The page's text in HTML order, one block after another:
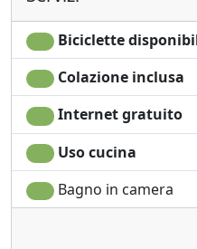
Biciclette
Colazione inclusa
Internet gratuito
Uso cucina
Bagno in camera